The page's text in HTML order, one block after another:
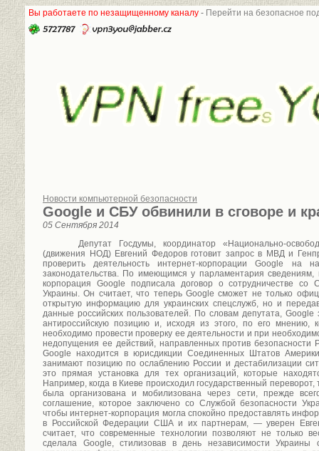
Вы работаете по незащищенному каналу - Перейти на безопасное
Новости компьютерной безопасности
Google и СБУ обвинили в сговоре и
05 Сентября 2014
Депутат Госдумы, координатор «Национально-
(движения НОД) Евгений Федоров готовит запрос в МВД и
проверить деятельность интернет-корпорации Google на
законодательства. По имеющимся у парламентария сведениям,
корпорация Google подписала договор о сотрудничестве со
Украины. Он считает, что теперь Google сможет не только
открытую информацию для украинских спецслужб, но и
данные российских пользователей. По словам депутата, Google
антироссийскую позицию и, исходя из этого, по его мнению,
необходимо провести проверку ее деятельности и при
недопущения ее действий, направленных против безопасности
Google находится в юрисдикции Соединенных Штатов
занимают позицию по ослаблению России и дестабилизации
это прямая установка для тех организаций, которые
Например, когда в Киеве происходил государственный
была организована и мобилизована через сети, прежде
соглашение, которое заключено со Службой безопасности
чтобы интернет-корпорация могла спокойно предоставлять
в Российской Федерации США и их партнерам, — уверен
считает, что современные технологии позволяют не только
сделала Google, стилизовав в день независимости Украины